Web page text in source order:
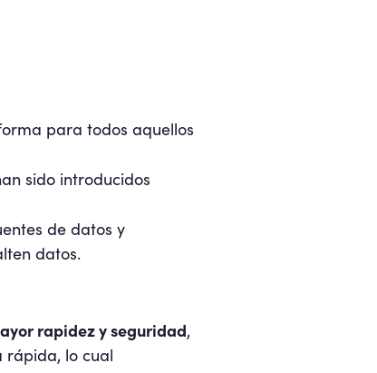
para todos aquellos
sido introducidos
de datos y
datos.
rapidez y seguridad,
rápida, lo cual